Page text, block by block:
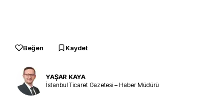
Beğen Kaydet
YAŞAR KAYA
İstanbul Ticaret Gazetesi – Haber Müdürü